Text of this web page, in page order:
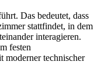
Das bedeutet, dass
stattfindet, in dem
interagieren.
festen
moderner technischer